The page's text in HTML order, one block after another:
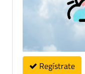
Regístrate